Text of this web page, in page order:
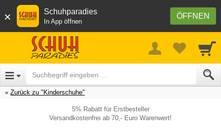
× ÖFFNEN
Schuhparadies
In App öffnen
Zurück zu "Kinderschuhe"
5% Rabatt für Erstbesteller
Versandkostenfrei ab 70,- Euro Warenwert!